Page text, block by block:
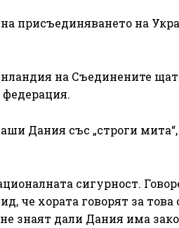
присъединяването на
на Съединените
федерация.
Дания със „строги
сигурност.
че хората говорят за
знаят дали Дания има